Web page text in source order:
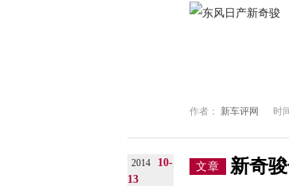
作者： 新车评网 时间
2014
10-
13
文章 新奇